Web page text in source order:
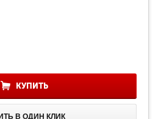
КУПИТЬ
В ОДИН КЛИК